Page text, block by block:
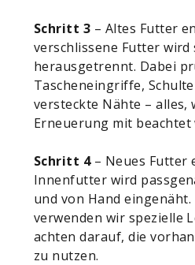
Schritt 3 – Altes Futter
verschlissene Futter
herausgetrennt. Dabei
Tascheneingriffe,
versteckte Nähte – alles,
Erneuerung mit beachtet
Schritt 4– Neues Futter
Innenfutter wird
und von Hand eingenäht.
verwenden wir spezielle
achten darauf, die
zu nutzen.